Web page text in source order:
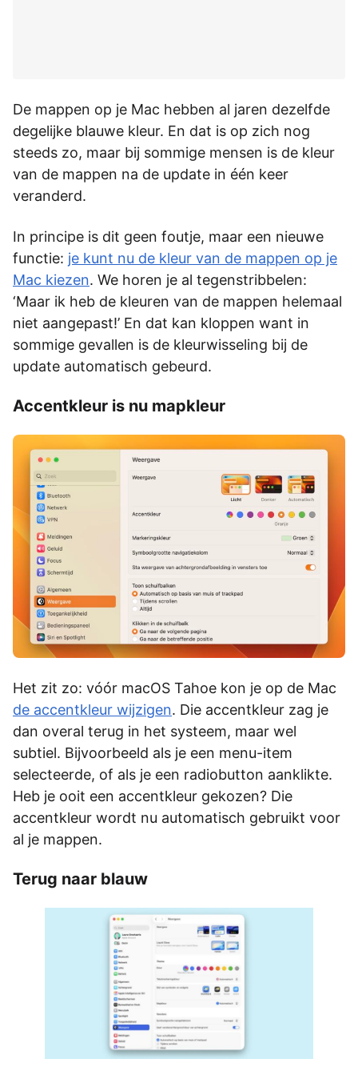
De mappen op je Mac hebben al jaren dezelfde
degelijke blauwe kleur. En dat is op zich nog
steeds zo, maar bij sommige mensen is de kleur
van de mappen na de update in één keer
veranderd.
In principe is dit geen foutje, maar een nieuwe
functie: je kunt nu de kleur van de mappen op je
Mac kiezen. We horen je al tegenstribbelen:
‘Maar ik heb de kleuren van de mappen helemaal
niet aangepast!’ En dat kan kloppen want in
sommige gevallen is de kleurwisseling bij de
update automatisch gebeurd.
Accentkleur is nu mapkleur
Het zit zo: vóór macOS Tahoe kon je op de Mac
de accentkleur wijzigen. Die accentkleur zag je
dan overal terug in het systeem, maar wel
subtiel. Bijvoorbeeld als je een menu-item
selecteerde, of als je een radiobutton aanklikte.
Heb je ooit een accentkleur gekozen? Die
accentkleur wordt nu automatisch gebruikt voor
al je mappen.
Terug naar blauw